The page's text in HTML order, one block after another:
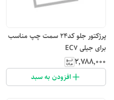
پرژکتور جلو کد۲۴ سمت چپ مناسب
برای جیلی EC7
۲٬۷۸۸٬۰۰۰
افزودن به سبد